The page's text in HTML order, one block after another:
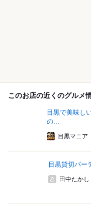
このお店の近くのグルメ
目黒で美味し
の...
目黒マニア
目黒貸切パー
田中たかし